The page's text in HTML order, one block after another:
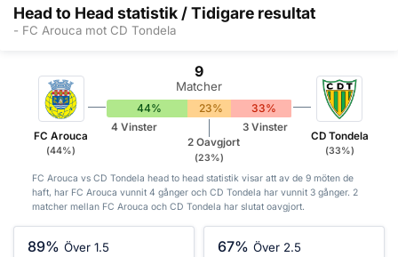
Head to Head statistik / Tidigare resultat
- FC Arouca mot CD Tondela
FC Arouca
(44%)
9
Matcher
44% 23% 33%
4 Vinster
2 Oavgjort
(23%)
3 Vinster
CD Tondela
(33%)
FC Arouca vs CD Tondela head to head statistik visar att av de 9 möten de
haft, har FC Arouca vunnit 4 gånger och CD Tondela har vunnit 3 gånger. 2
matcher mellan FC Arouca och CD Tondela har slutat oavgjort.
89% Över 1.5 67% Över 2.5